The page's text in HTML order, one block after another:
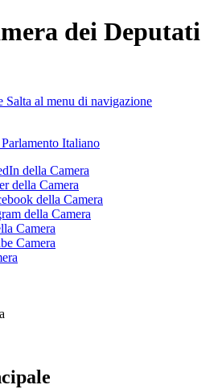
dei Deputati
Salta al menu di navigazione